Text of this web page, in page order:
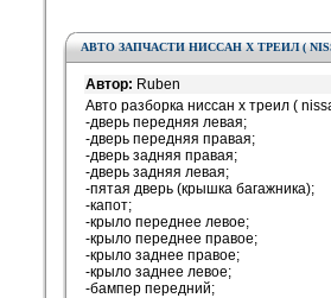
AВТО ЗАПЧАСТИ НИССАН Х ТРЕИЛ (
Автор: Ruben
Aвто разборка ниссан х треил (
-дверь передняя левая;
-дверь передняя правая;
-дверь задняя правая;
-дверь задняя левая;
-пятая дверь (крышка багажника);
-капот;
-крыло переднее левое;
-крыло переднее правое;
-крыло заднее правое;
-крыло заднее левое;
-бампер передний;